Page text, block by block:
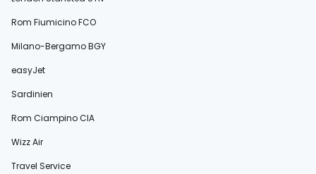
Rom Fiumicino FCO
Milano-Bergamo BGY
easyJet
Sardinien
Rom Ciampino CIA
Wizz Air
Travel Service